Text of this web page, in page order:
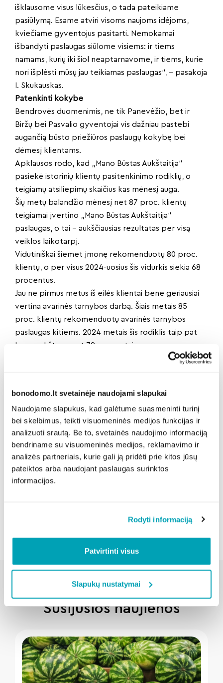
bonodomo.lt svetainėje naudojami slapukai
Naudojame slapukus, kad galėtume suasmeninti turinį
bei skelbimus, teikti visuomeninės medijos funkcijas ir
analizuoti srautą. Be to, svetainės naudojimo informaciją
bendriname su visuomeninės medijos, reklamavimo ir
analizės partneriais, kurie gali ją pridėti prie kitos jūsų
pateiktos arba naudojant paslaugas surinktos
informacijos.
Rodyti informaciją
Patvirtinti visus
Slapukų nustatymai
išklausome visus lūkesčius, o tada pateikiame
pasiūlymą. Esame atviri visoms naujoms idėjoms,
kviečiame gyventojus pasitarti. Nemokamai
išbandyti paslaugas siūlome visiems: ir tiems
namams, kurių iki šiol neaptarnavome, ir tiems, kurie
nori išplėsti mūsų jau teikiamas paslaugas“, – pasakoja
I. Skukauskas.
Patenkinti kokybe
Bendrovės duomenimis, ne tik Panevėžio, bet ir
Biržų bei Pasvalio gyventojai vis dažniau pastebi
augančią būsto priežiūros paslaugų kokybę bei
dėmesį klientams.
Apklausos rodo, kad „Mano Būstas Aukštaitija“
pasiekė istorinių klientų pasitenkinimo rodiklių, o
teigiamų atsiliepimų skaičius kas mėnesį auga.
Šių metų balandžio mėnesį net 87 proc. klientų
teigiamai įvertino „Mano Būstas Aukštaitija“
paslaugas, o tai – aukščiausias rezultatas per visą
veiklos laikotarpį.
Vidutiniškai šiemet įmonę rekomenduotų 80 proc.
klientų, o per visus 2024-uosius šis vidurkis siekia 68
procentus.
Jau ne pirmus metus iš eilės klientai bene geriausiai
vertina avarinės tarnybos darbą. Šiais metais 85
proc. klientų rekomenduotų avarinės tarnybos
paslaugas kitiems. 2024 metais šis rodiklis taip pat
buvo aukštas – net 79 procentai.
Bendrovės „Mano Būstas Aukštaitija“ pastangas
skaičiuoja, kad jau kelis metus iš eilės prie įmonės
aptarnaujamų namų kas mėnesį prisijungia po 2–3
naujus daugiabučius Panevėžyje, Biržuose ir
Pasvalyje.
Dalintis naujiena:
Susijusios naujienos